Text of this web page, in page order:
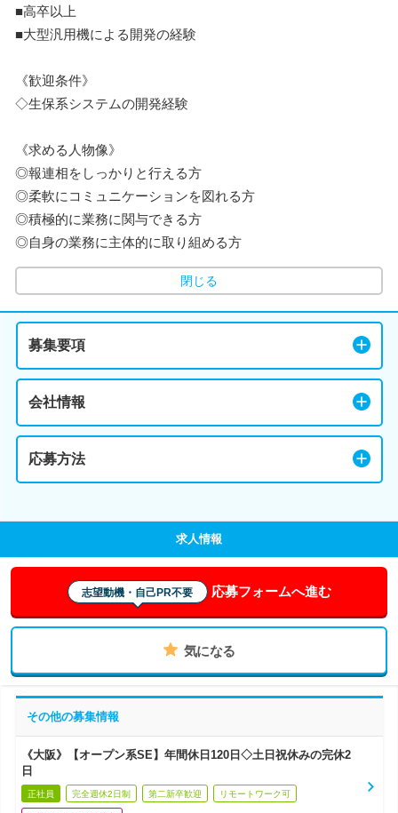
■高卒以上
■大型汎用機による開発の経験
《歓迎条件》
◇生保系システムの開発経験
《求める人物像》
◎報連相をしっかりと行える方
◎柔軟にコミュニケーションを図れる方
◎積極的に業務に関与できる方
◎自身の業務に主体的に取り組める方
閉じる
募集要項
会社情報
応募方法
求人情報
志望動機・自己PR不要 応募フォームへ進む
気になる
その他の募集情報
《大阪》【オープン系SE】年間休日120日◇土日祝休みの完休2
日
正社員 完全週休2日制 第二新卒歓迎 リモートワーク可